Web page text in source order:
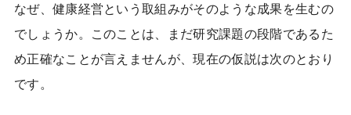
なぜ、健康経営という取組みがそのような成果を生むの
でしょうか。このことは、まだ研究課題の段階であるた
め正確なことが言えませんが、現在の仮説は次のとおり
です。